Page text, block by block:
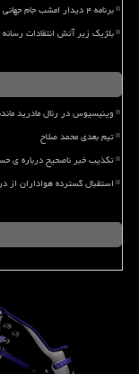
برنامه ۴ دیدار امشب جام جهانی
بلژیک زیر آتش انتقادات
وینیسیوس در رئال مادرید
تیم بعدی محمد صلاح
تکذیب خبر ناصحیح درباره ی
استقبال گسترده هواداران از